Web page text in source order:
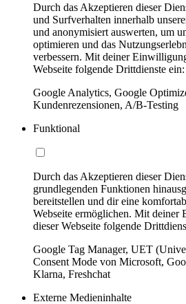
Durch das Akzeptieren dieser
und Surfverhalten innerhalb
und anonymisiert auswerten, um
optimieren und das
verbessern. Mit deiner
Webseite folgende Drittdienste ein:
Google Analytics, Google
Kundenrezensionen, A/B-Testing
Funktional
Durch das Akzeptieren dieser
grundlegenden Funktionen
bereitstellen und dir eine
Webseite ermöglichen. Mit
dieser Webseite folgende
Google Tag Manager, UET
Consent Mode von Microsoft,
Klarna, Freshchat
Externe Medieninhalte